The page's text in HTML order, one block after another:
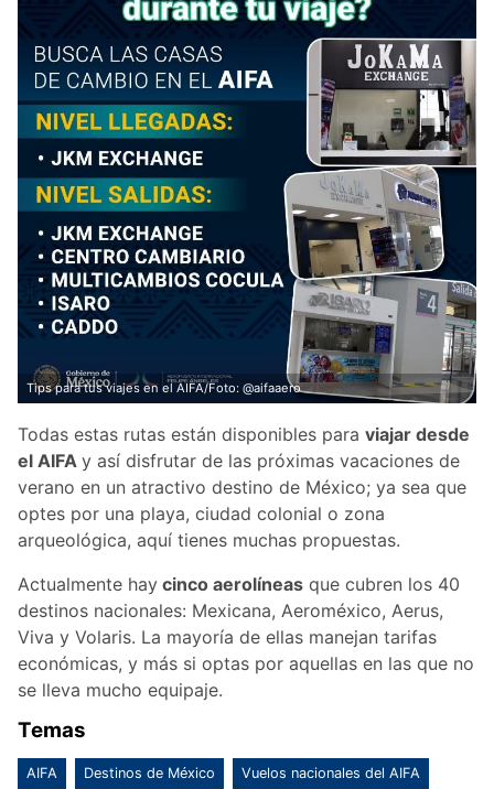
Tips para tus viajes en el AIFA/Foto: @aifaaero
Todas estas rutas están disponibles para viajar desde
el AIFA y así disfrutar de las próximas vacaciones de
verano en un atractivo destino de México; ya sea que
optes por una playa, ciudad colonial o zona
arqueológica, aquí tienes muchas propuestas.
Actualmente hay cinco aerolíneas que cubren los 40
destinos nacionales: Mexicana, Aeroméxico, Aerus,
Viva y Volaris. La mayoría de ellas manejan tarifas
económicas, y más si optas por aquellas en las que no
se lleva mucho equipaje.
Temas
AIFA Destinos de México Vuelos nacionales del AIFA